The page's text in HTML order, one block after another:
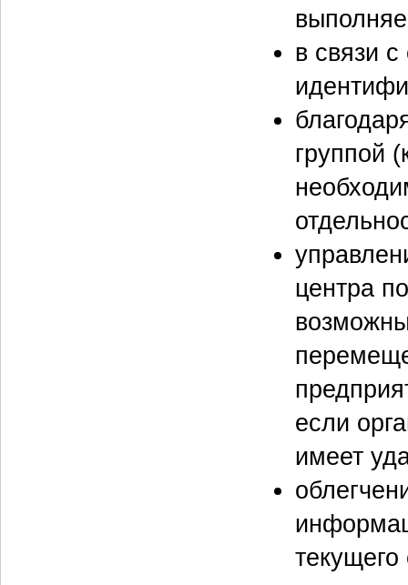
в связи
группой
центра
если
имеет